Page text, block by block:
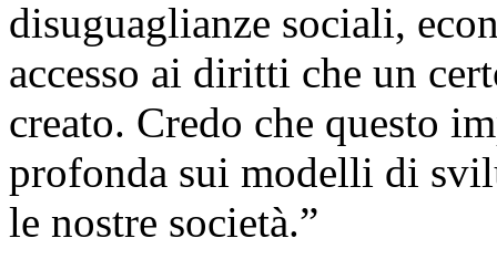
disuguaglianze sociali,
accesso ai diritti che un
creato. Credo che questo
profonda sui modelli di
le nostre società.”